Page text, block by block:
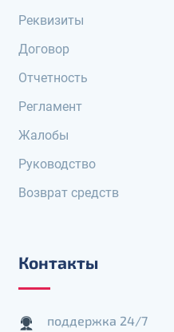
Реквизиты
Договор
Отчетность
Регламент
Жалобы
Руководство
Возврат средств
Контакты
поддержка 24/7